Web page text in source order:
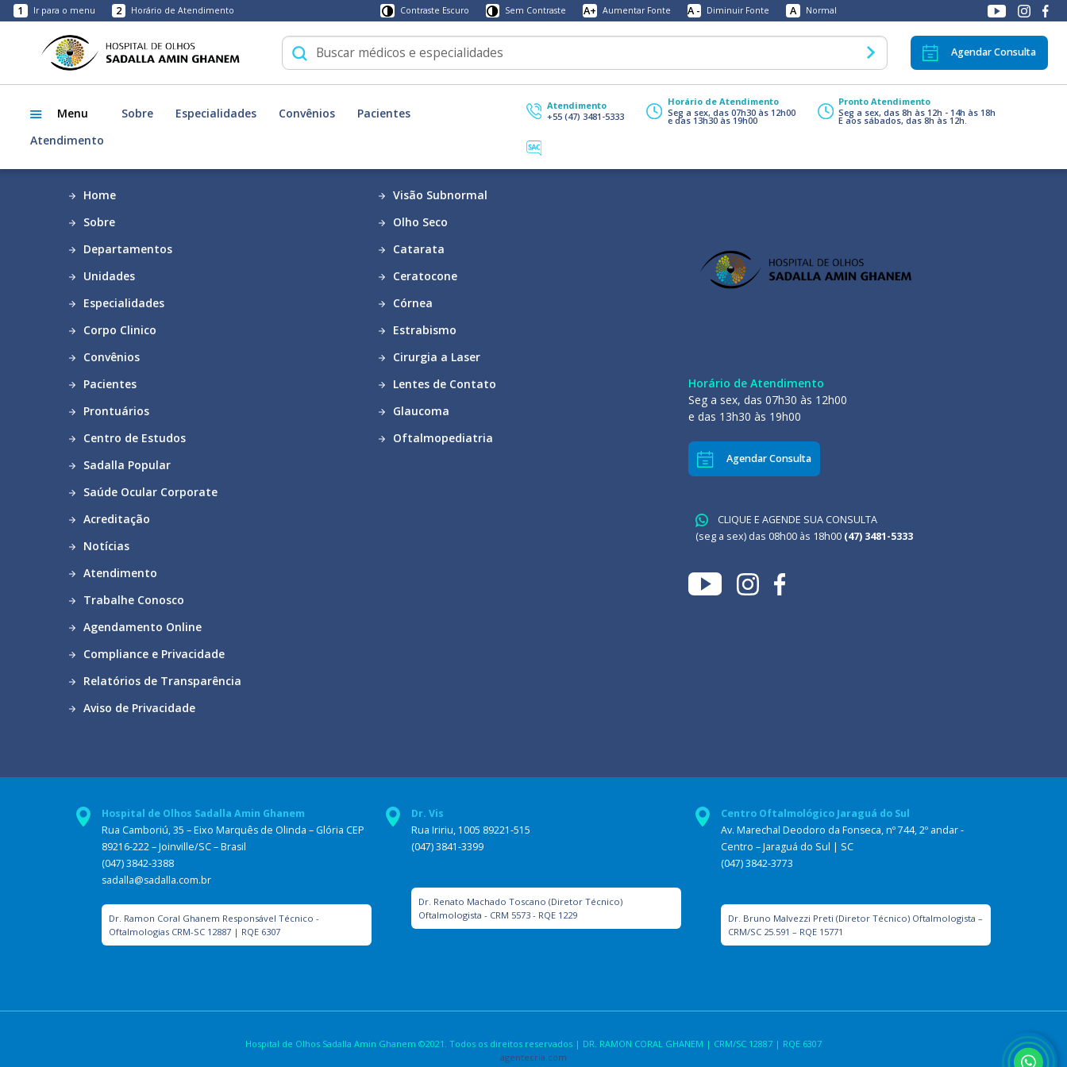
1 Ir para o menu 2 Horário de Atendimento Contraste Escuro Sem Contraste A+ Aumentar Fonte A - Diminuir Fonte A Normal
Agendar Consulta
Menu Sobre Especialidades Convênios
Pacientes
Atendimento
Atendimento
+55 (47) 3481-5333
Horário de Atendimento
Seg a sex, das 07h30 às 12h00
e das 13h30 às 19h00
Pronto Atendimento
Seg a sex, das 8h às 12h - 14h às 18h
E aos sábados, das 8h às 12h.
Home
Sobre
Departamentos
Unidades
Especialidades
Corpo Clinico
Convênios
Pacientes
Prontuários
Centro de Estudos
Sadalla Popular
Saúde Ocular Corporate
Acreditação
Notícias
Atendimento
Trabalhe Conosco
Agendamento Online
Compliance e Privacidade
Relatórios de Transparência
Aviso de Privacidade
Visão Subnormal
Olho Seco
Catarata
Ceratocone
Córnea
Estrabismo
Cirurgia a Laser
Lentes de Contato
Glaucoma
Oftalmopediatria
Horário de Atendimento
Seg a sex, das 07h30 às 12h00
e das 13h30 às 19h00
Agendar Consulta
CLIQUE E AGENDE SUA CONSULTA
(seg a sex) das 08h00 às 18h00 (47) 3481-5333
Hospital de Olhos Sadalla Amin Ghanem
Rua Camboriú, 35 – Eixo Marquês de Olinda – Glória CEP
89216-222 – Joinville/SC – Brasil
(047) 3842-3388
sadalla@sadalla.com.br
Dr. Ramon Coral Ghanem Responsável Técnico -
Oftalmologias CRM-SC 12887 | RQE 6307
Dr. Vis
Rua Iririu, 1005 89221-515
(047) 3841-3399
Dr. Renato Machado Toscano (Diretor Técnico)
Oftalmologista - CRM 5573 - RQE 1229
Centro Oftalmológico Jaraguá do Sul
Av. Marechal Deodoro da Fonseca, nº 744, 2º andar -
Centro – Jaraguá do Sul | SC
(047) 3842-3773
Dr. Bruno Malvezzi Preti (Diretor Técnico) Oftalmologista –
CRM/SC 25.591 – RQE 15771
Hospital de Olhos Sadalla Amin Ghanem ©2021. Todos os direitos reservados | DR. RAMON CORAL GHANEM | CRM/SC 12887 | RQE 6307
agentecria.com